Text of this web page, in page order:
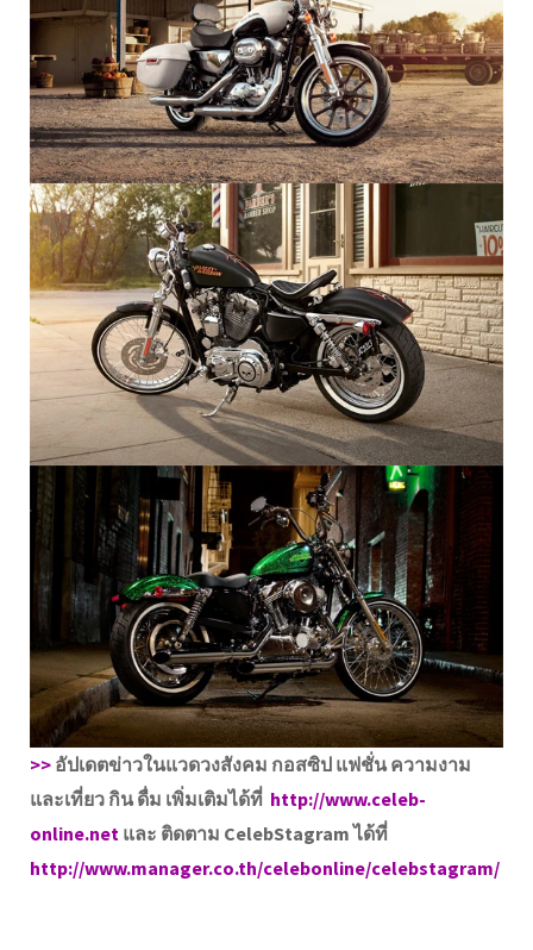
>> อัปเดตข่าวในแวดวงสังคม กอสซิป แฟชั่น ความงาม
และเที่ยว กิน ดื่ม เพิ่มเติมได้ที่ http://www.celeb-
online.net และ ติดตาม CelebStagram ได้ที่
http://www.manager.co.th/celebonline/celebstagram/